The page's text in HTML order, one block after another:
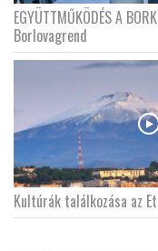
EGYÜTTMŰKÖDÉS A
Borlovagrend
Kultúrák találkozása az